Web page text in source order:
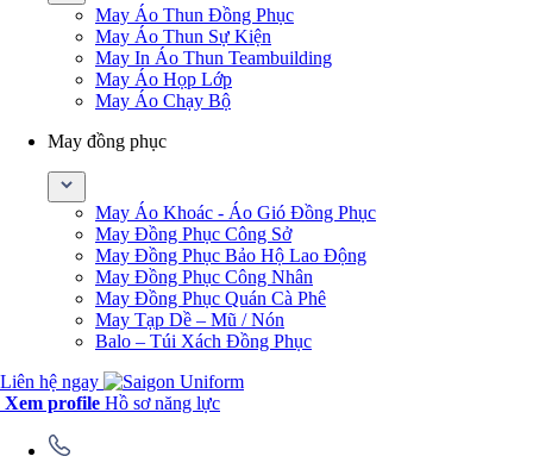
May Áo Thun Đồng Phục
May Áo Thun Sự Kiện
May In Áo Thun Teambuilding
May Áo Họp Lớp
May Áo Chạy Bộ
May đồng phục
May Áo Khoác - Áo Gió Đồng Phục
May Đồng Phục Công Sở
May Đồng Phục Bảo Hộ Lao Động
May Đồng Phục Công Nhân
May Đồng Phục Quán Cà Phê
May Tạp Dề – Mũ / Nón
Balo – Túi Xách Đồng Phục
Liên hệ ngay
Xem profile Hồ sơ năng lực